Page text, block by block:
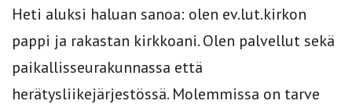
Heti aluksi haluan sanoa: olen ev.lut.kirkon
pappi ja rakastan kirkkoani. Olen palvellut sekä
paikallisseurakunnassa että
herätysliikejärjestössä. Molemmissa on tarve